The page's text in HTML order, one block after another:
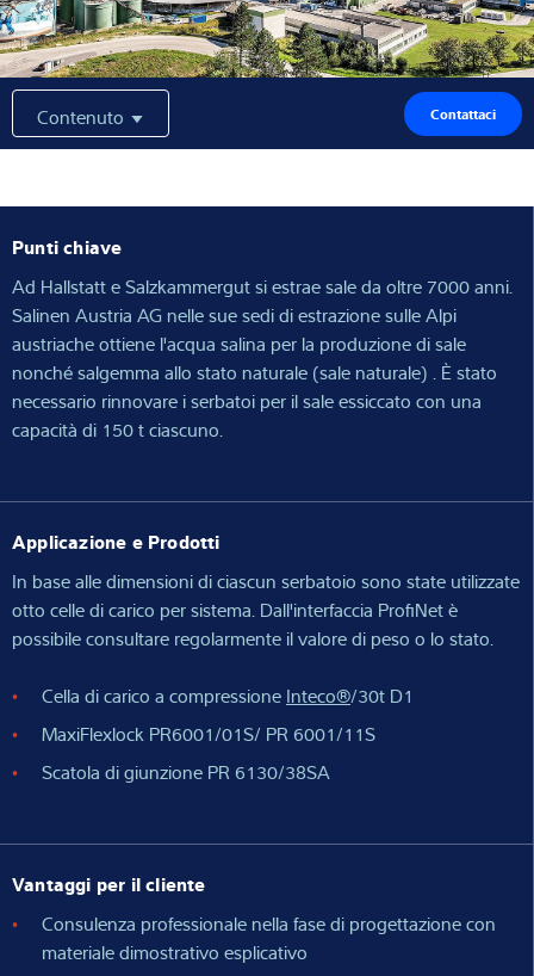
Ricerca dei prodotti
Contenuto Contattaci
Punti chiave
Ad Hallstatt e Salzkammergut si estrae sale da oltre 7000 anni.
Salinen Austria AG nelle sue sedi di estrazione sulle Alpi
austriache ottiene l'acqua salina per la produzione di sale
nonché salgemma allo stato naturale (sale naturale) . È stato
necessario rinnovare i serbatoi per il sale essiccato con una
capacità di 150 t ciascuno.
Applicazione e Prodotti
In base alle dimensioni di ciascun serbatoio sono state utilizzate
otto celle di carico per sistema. Dall'interfaccia ProfiNet è
possibile consultare regolarmente il valore di peso o lo stato.
Cella di carico a compressione Inteco®/30t D1
MaxiFlexlock PR6001/01S/ PR 6001/11S
Scatola di giunzione PR 6130/38SA
Vantaggi per il cliente
Consulenza professionale nella fase di progettazione con
materiale dimostrativo esplicativo